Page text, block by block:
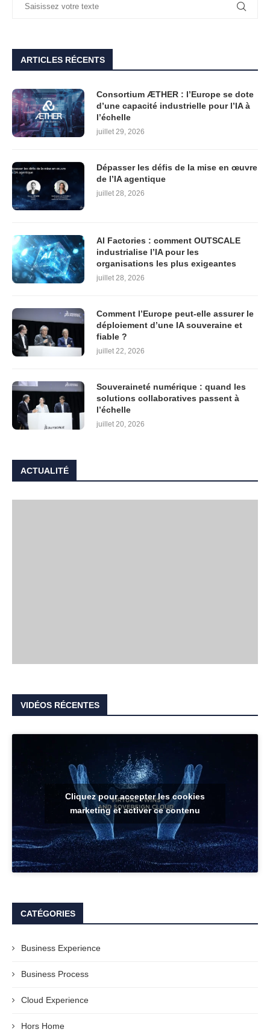
ARTICLES RÉCENTS
Consortium ÆTHER : l’Europe se dote
d’une capacité industrielle pour l’IA à
l’échelle
juillet 29, 2026
Dépasser les défis de la mise en œuvre
de l’IA agentique
juillet 28, 2026
AI Factories : comment OUTSCALE
industrialise l’IA pour les
organisations les plus exigeantes
juillet 28, 2026
Comment l’Europe peut-elle assurer le
déploiement d’une IA souveraine et
fiable ?
juillet 22, 2026
Souveraineté numérique : quand les
solutions collaboratives passent à
l’échelle
juillet 20, 2026
ACTUALITÉ
VIDÉOS RÉCENTES
Cliquez pour accepter les cookies
marketing et activer ce contenu
CATÉGORIES
Business Experience
Business Process
Cloud Experience
Hors Home